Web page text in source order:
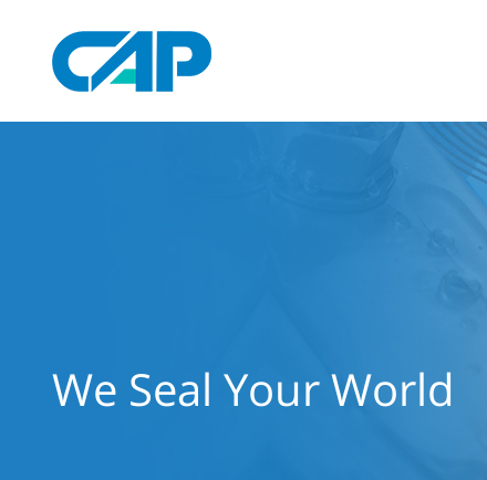
We Seal Your World